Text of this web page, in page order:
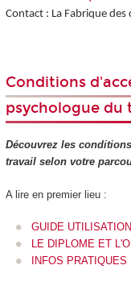
Contact : La Fabrique des
Conditions
psychologue du
Découvrez les
travail selon votre
A lire en premier lieu :
GUIDE
LE DIPLOME ET
INFOS PRATIQUES